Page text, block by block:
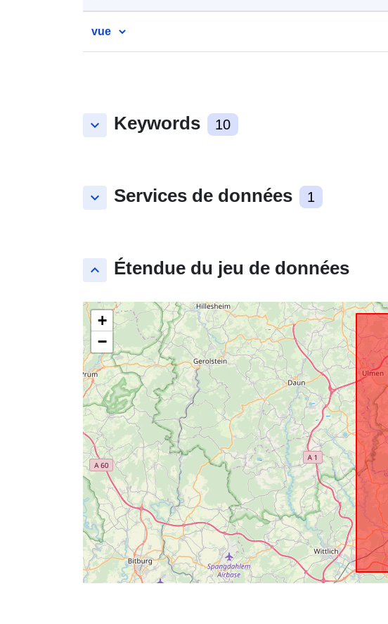
vue
keyboard_arrow_down Keywords 10
keyboard_arrow_down Services de données 1
keyboard_arrow_up Étendue du jeu de données
+
−